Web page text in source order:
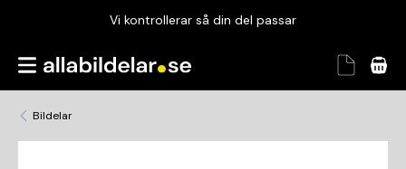
Vi kontrollerar så din del passar
Garanterad passform
Vi kontrollerar så din del passar
Bildelar